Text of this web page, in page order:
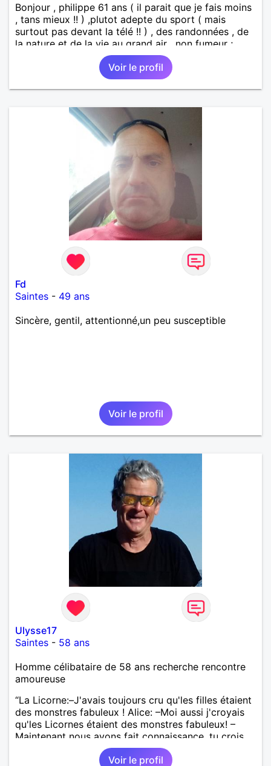
Bonjour , philippe 61 ans ( il parait que je fais moins
, tans mieux !! ) ,plutot adepte du sport ( mais
surtout pas devant la télé !! ) , des randonnées , de
la nature et de la vie au grand air , non fumeur ;
Apres une carriere remplie dans l'armée de l'air , et
pas mal d'autres activités par la suite je me suis mis
a mon compte il y a des années comme
magnétiseur pour les personnes et les animaux
s'intéresse a tout ce qui touche a l'énergétique , et a
tout ce qui si rapporte , ayant envie de s'investir
dans une relation a long terme..
Voir le profil
Fd
Saintes - 49 ans
Sincère, gentil, attentionné,un peu susceptible
Voir le profil
Ulysse17
Saintes - 58 ans
Homme célibataire de 58 ans recherche rencontre
amoureuse
“La Licorne:–J'avais toujours cru qu'les filles étaient
des monstres fabuleux ! Alice: –Moi aussi j'croyais
qu'les Licornes étaient des monstres fabuleux! –
Maintenant nous avons fait connaissance, tu crois
en moi & je croirai en toi OK? –OK" Cela pour dire,
comme Lewis Caroll, que je ne suis pas un
Voir le profil